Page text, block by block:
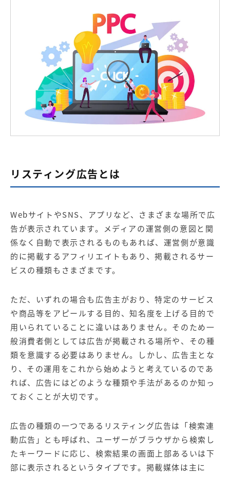
広告プロモーションの製品
【クリニック向け】新規集患
Web広告サービス
【歯科業界向け】新規集患
Web広告パッケージ
【塾・個別塾業界向け】新規
集客Web広告パッケージ
サイトアクセス増加パッケー
ジ
商圏ねらいうちパッケージ 求人パッケージ
リスティング広告とは
WebサイトやSNS、アプリなど、さまざまな場所で広
告が表示されています。メディアの運営側の意図と関
係なく自動で表示されるものもあれば、運営側が意識
的に掲載するアフィリエイトもあり、掲載されるサー
ビスの種類もさまざまです。
ただ、いずれの場合も広告主がおり、特定のサービス
や商品等をアピールする目的、知名度を上げる目的で
用いられていることに違いはありません。そのため一
般消費者側としては広告が掲載される場所や、その種
類を意識する必要はありません。しかし、広告主とな
り、その運用をこれから始めようと考えているのであ
れば、広告にはどのような種類や手法があるのか知っ
ておくことが大切です。
広告の種類の一つであるリスティング広告は「検索連
動広告」とも呼ばれ、ユーザーがブラウザから検索し
たキーワードに応じ、検索結果の画面上部あるいは下
部に表示されるというタイプです。掲載媒体は主に